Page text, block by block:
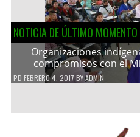
NOTICIA DE ÚLTIMO MOMENTO
Organizaciones
compromisos con el
PD FEBRERO 4, 2017 BYADMIN